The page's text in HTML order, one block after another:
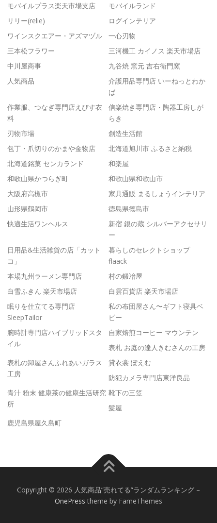
モバイルプラス楽天市場支店
モバイルランド
リリー(relie)
ログインテリア
ワインスクエアー・アズマヅル
一心刃物
三本松フラワー
三河機工 カイノス 楽天市場店
中川屋商事
九谷焼 窯元 吉右衛門窯
人気商品
介護用品専門店 いーねっとわか
ば
作業服、つなぎ専門店えびす衣
料
信楽焼き専門店・陶器工房しが
らき
刃物市場
創造生活館
包丁・爪切りのかまや金物店
北海道旭川市 ふるさと納税
北海道銘菓 センカランド
和楽屋
和歌山県かつらぎ町
和歌山県和歌山市
大阪府高槻市
家具通販 まるしょうインテリア
山形県鶴岡市
徳島県徳島市
快適生活ワンヘルス
新宿 銀の蔵 シルバーアクセサリ
ー
日用品&生活雑貨の店「カット
コ」
暮らしのセレクトショップ
flaack
本場九州ラーメン専門店
村の鍛冶屋
白雪ふきん 楽天市場店
白雲百貨店 楽天市場店
眠りを仕立てる専門店
SleepTailor
私の布団屋さん〜ギフト寝具ベ
ビー
腕時計専門店ハイブリッドスタ
イル
自家焙煎コーヒー マウンテン
表札 お庭の達人きむさんの工房
表札の卸屋さんふれあいガラス
工房
貸衣裳 ぽえむ
防犯カメラ専門店東洋良品
青汁 粉末 健康茶の健康生活研究
所
靴下の三笠
髪屋
鹿児島県屋久島町
Copyright © 2026 人気商品”売れてる”ランダムランキング –
OnePress theme by FameThemes